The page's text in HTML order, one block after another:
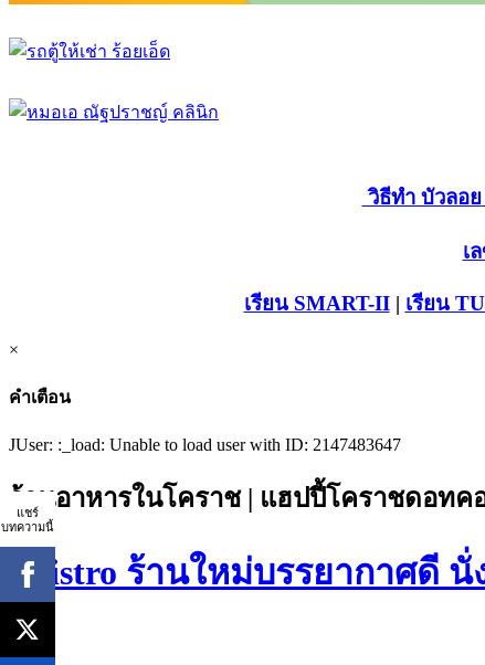
วิธีทำ บัวลอย
เ
เรียน SMART-II| เรียน
×
คำเตือน
JUser: :_load: Unable to load user with ID: 2147483647
ร้านอาหารในโคราช | แฮปปี้โคราชดอทค
8Bistro ร้านใหม่บรรยากาศดี
แชร์
บทความนี้